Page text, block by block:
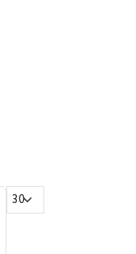
Mostrar #